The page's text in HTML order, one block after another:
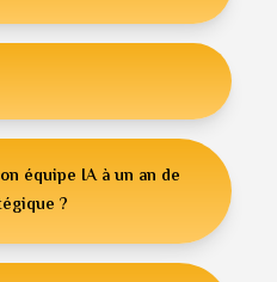
équipe IA à un an de
?